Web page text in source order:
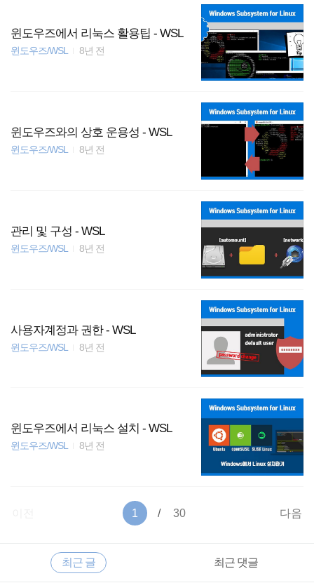
윈도우즈에서 리눅스 활용팁 - WSL
윈도우즈/WSL 8년 전
윈도우즈와의 상호 운용성 - WSL
윈도우즈/WSL 8년 전
관리 및 구성 - WSL
윈도우즈/WSL 8년 전
사용자계정과 권한 - WSL
윈도우즈/WSL 8년 전
윈도우즈에서 리눅스 설치 - WSL
윈도우즈/WSL 8년 전
1 30 다음
RECENTLY
최근 글 최근 댓글